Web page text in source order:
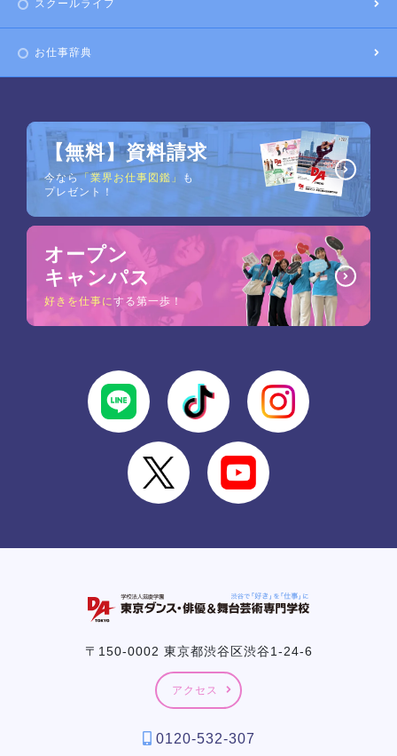
スクールライフ
お仕事辞典
【無料】資料請求
今なら「業界お仕事図鑑」
も
プレゼント！
オープン
キャンパス
好きを仕事にする第一歩！
〒150-0002 東京都渋谷区渋谷1-24-6
アクセス
0120-532-307